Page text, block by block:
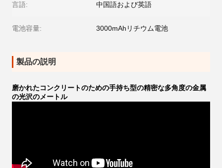
言語: 中国語および英語
電池容量: 3000mAhリチウム電池
製品の説明
磨かれたコンクリートのための手持ち型の精密な多角度の金属
の光沢のメートル